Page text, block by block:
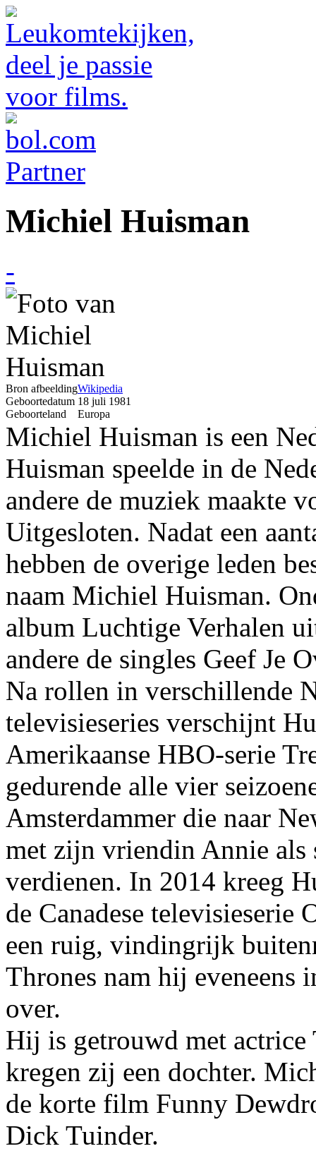
Michiel Huisman
-
Bron afbeeldingWikipedia
Geboortedatum 18 juli 1981
Geboorteland
Europa
Michiel Huisman is een
Huisman speelde in de
andere de muziek maakte
Uitgesloten. Nadat een
hebben de overige leden
naam Michiel Huisman.
album Luchtige Verhalen
andere de singles Geef Je
Na rollen in verschillende
televisieseries verschijnt
Amerikaanse HBO-serie
gedurende alle vier
Amsterdammer die naar
met zijn vriendin Annie als
verdienen. In 2014 kreeg
de Canadese
een ruig, vindingrijk
Thrones nam hij eveneens
over.
Hij is getrouwd met actrice
kregen zij een dochter.
de korte film Funny
Dick Tuinder.